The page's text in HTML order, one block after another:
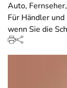
Auto,
Für Händler
wenn Sie die